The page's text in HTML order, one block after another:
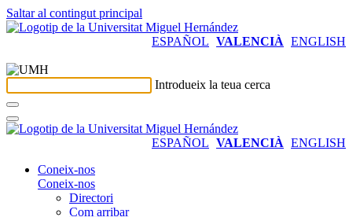
Saltar al contingut principal
ESPAÑOL VALENCIÀ ENGLISH
Introdueix la teua cerca
ESPAÑOL VALENCIÀ ENGLISH
Coneix-nos
Coneix-nos
Directori
Com arribar